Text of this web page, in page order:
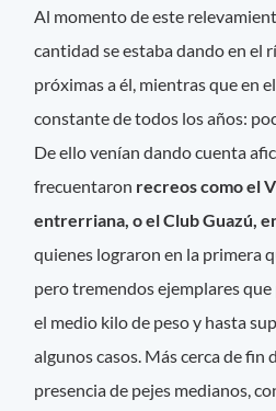
Al momento de este
cantidad se estaba dando en el
próximas a él, mientras que en
constante de todos los años:
De ello venían dando cuenta
frecuentaron recreos como el
entrerriana, o el Club Guazú,
quienes lograron en la primera
pero tremendos ejemplares
el medio kilo de peso y hasta
algunos casos. Más cerca de fin
presencia de pejes medianos,